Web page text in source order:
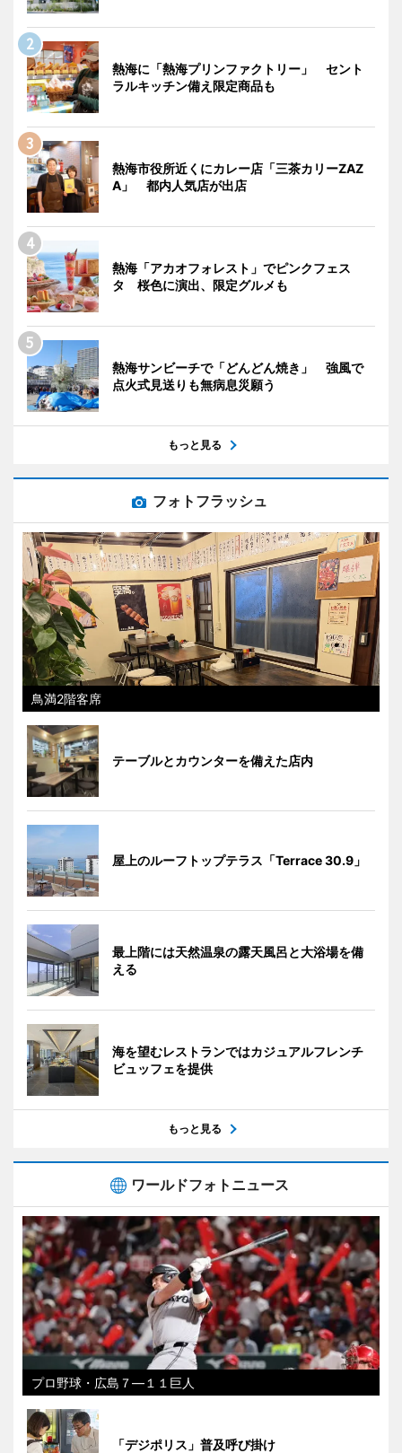
熱海に「熱海プリンファクトリー」 セント
ラルキッチン備え限定商品も
熱海市役所近くにカレー店「三茶カリーZAZ
A」 都内人気店が出店
熱海「アカオフォレスト」でピンクフェス
タ 桜色に演出、限定グルメも
熱海サンビーチで「どんどん焼き」 強風で
点火式見送りも無病息災願う
もっと見る
フォトフラッシュ
鳥満2階客席
テーブルとカウンターを備えた店内
屋上のルーフトップテラス「Terrace 30.9」
最上階には天然温泉の露天風呂と大浴場を備
える
海を望むレストランではカジュアルフレンチ
ビュッフェを提供
もっと見る
ワールドフォトニュース
プロ野球・広島７―１１巨人
「デジポリス」普及呼び掛け